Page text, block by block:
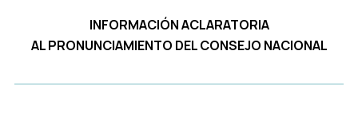
INFORMACIÓN ACLARATORIA
AL PRONUNCIAMIENTO DEL CONSEJO NACIONAL